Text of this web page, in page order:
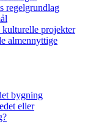
regelgrundlag
projekter
almennyttige
bygning
eller